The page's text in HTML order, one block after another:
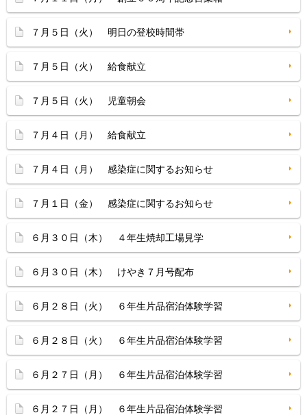
７月５日（火） 明日の登校時間帯
７月５日（火） 給食献立
７月５日（火） 児童朝会
７月４日（月） 給食献立
７月４日（月） 感染症に関するお知らせ
７月１日（金） 感染症に関するお知らせ
６月３０日（木） ４年生焼却工場見学
６月３０日（木） けやき７月号配布
６月２８日（火） ６年生片品宿泊体験学習
６月２８日（火） ６年生片品宿泊体験学習
６月２７日（月） ６年生片品宿泊体験学習
６月２７日（月） ６年生片品宿泊体験学習